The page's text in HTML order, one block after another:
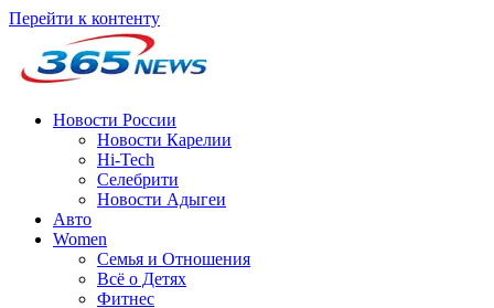
Перейти к контенту
Новости России
Новости Карелии
Hi-Tech
Селебрити
Новости Адыгеи
Авто
Women
Семья и Отношения
Всё о Детях
Фитнес